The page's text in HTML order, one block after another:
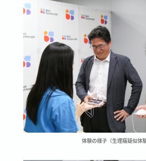
体験の様子（生理痛疑似体験